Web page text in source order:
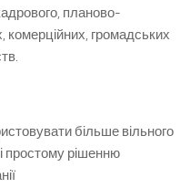
планово-
комерційних, громадських
більше вільного
простому рішенню